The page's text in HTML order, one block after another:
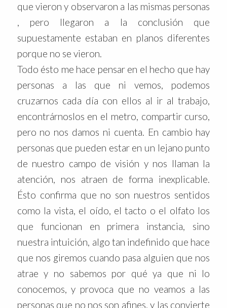
que vieron y observaron a las mismas personas
, pero llegaron a la conclusión que
supuestamente estaban en planos diferentes
porque no se vieron.
Todo ésto me hace pensar en el hecho que hay
personas a las que ni vemos, podemos
cruzarnos cada día con ellos al ir al trabajo,
encontrárnoslos en el metro, compartir curso,
pero no nos damos ni cuenta. En cambio hay
personas que pueden estar en un lejano punto
de nuestro campo de visión y nos llaman la
atención, nos atraen de forma inexplicable.
Ésto confirma que no son nuestros sentidos
como la vista, el oído, el tacto o el olfato los
que funcionan en primera instancia, sino
nuestra intuición, algo tan indefinido que hace
que nos giremos cuando pasa alguien que nos
atrae y no sabemos por qué ya que ni lo
conocemos, y provoca que no veamos a las
personas que no nos son afines, y las convierte